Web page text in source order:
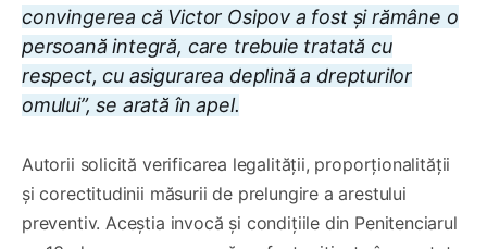
convingerea că Victor Osipov a fost și rămâne o
persoană integră, care trebuie tratată cu
respect, cu asigurarea deplină a drepturilor
omului”, se arată în apel.
Autorii solicită verificarea legalității, proporționalității
și corectitudinii măsurii de prelungire a arestului
preventiv. Aceștia invocă și condițiile din Penitenciarul